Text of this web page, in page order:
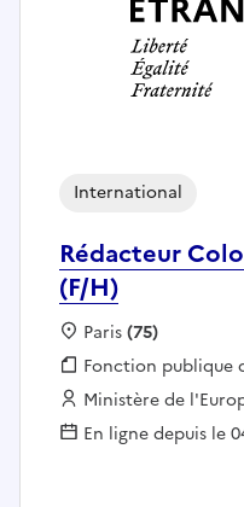
Rédacteur
(F/H)
International
Localisation :
Paris(75)
Fonction publique :
Fonction publique
Employeur :
Ministère de
En ligne depuis le